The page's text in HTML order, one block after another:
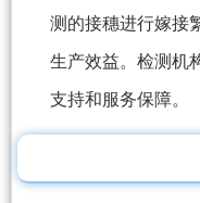
测的接穗进行嫁接
生产效益。检测机
支持和服务保障。